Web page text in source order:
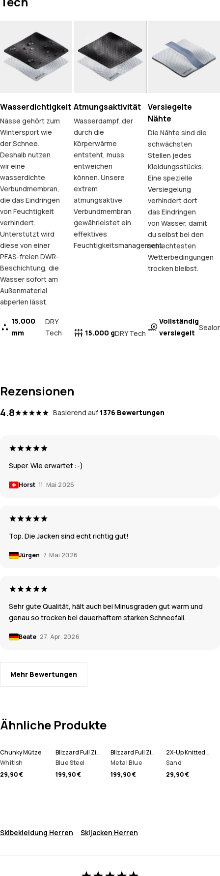
Wasserdichtigkeit
Nässe gehört zum
Wintersport wie
der Schnee.
Deshalb nutzen
wir eine
wasserdichte
Verbundmembran,
die das Eindringen
von Feuchtigkeit
verhindert.
Unterstützt wird
diese von einer
PFAS-freien DWR-
Beschichtung, die
Wasser sofort am
Außenmaterial
abperlen lässt.
15.000
mm
DRY
Tech
Atmungsaktivität
Wasserdampf, der
durch die
Körperwärme
entsteht, muss
entweichen
können. Unsere
extrem
atmungsaktive
Verbundmembran
gewährleistet ein
effektives
Feuchtigkeitsmanagement.
15.000 gDRY Tech
Versiegelte
Nähte
Die Nähte sind die
schwächsten
Stellen jedes
Kleidungsstücks.
Eine spezielle
Versiegelung
verhindert dort
das Eindringen
von Wasser, damit
du selbst bei den
schlechtesten
Wetterbedingungen
trocken bleibst.
Vollständig
versiegelt
Rezensionen
4.8 Basierend auf 1376 Bewertungen
Super. Wie erwartet :-)
Horst 11. Mai 2026
Top. Die Jacken sind echt richtig gut!
Jürgen 7. Mai 2026
Sehr gute Qualität, hält auch bei Minusgraden gut warm und
genau so trocken bei dauerhaftem starken Schneefall.
Beate 27. Apr. 2026
Mehr Bewertungen
Ähnliche Produkte
Chunky Mütze
Whitish
29,90 €
Blizzard Full Zip Snowboardjacke Herren
Blue Steel
199,90 €
Blizzard Full Zip Skijacke Herren
Metal Blue
199,90 €
2X-Up Knitted Schlauchtuch
Sand
29,90 €
Skibekleidung Herren Skijacken Herren